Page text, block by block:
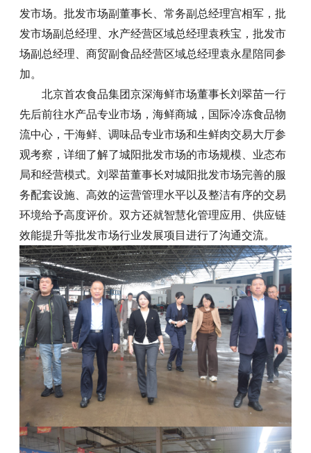
发市场。批发市场副董事长、常务副总经理宫相军，批
发市场副总经理、水产经营区域总经理袁秩宝，批发市
场副总经理、商贸副食品经营区域总经理袁永星陪同参
加。
北京首农食品集团京深海鲜市场董事长刘翠苗一行
先后前往水产品专业市场，海鲜商城，国际冷冻食品物
流中心，干海鲜、调味品专业市场和生鲜肉交易大厅参
观考察，详细了解了城阳批发市场的市场规模、业态布
局和经营模式。刘翠苗董事长对城阳批发市场完善的服
务配套设施、高效的运营管理水平以及整洁有序的交易
环境给予高度评价。双方还就智慧化管理应用、供应链
效能提升等批发市场行业发展项目进行了沟通交流。